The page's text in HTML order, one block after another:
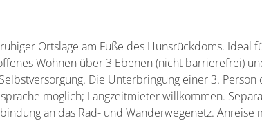
Ortslage am Fuße des Hunsrückdoms. Ideal
Wohnen über 3 Ebenen (nicht barrierefrei)
Die Unterbringung einer 3.
möglich; Langzeitmieter willkommen.
an das Rad- und Wanderwegenetz. Anreise